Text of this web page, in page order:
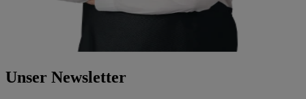
Unser Newsletter